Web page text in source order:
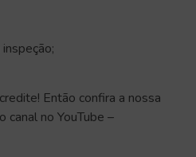
Então confira a nossa
no YouTube –